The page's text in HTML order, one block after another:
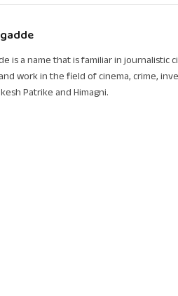
is a name that is familiar in
work in the field of cinema, crime,
Patrike and Himagni.